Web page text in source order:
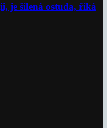
je šílená ostuda, říká